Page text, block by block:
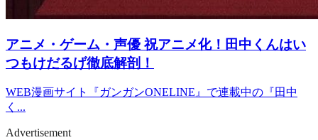
アニメ・ゲーム・声優祝アニメ化！田中くんはい
つもけだるげ徹底解剖！
WEB漫画サイト『ガンガンONELINE』で連載中の『田中
く...
Advertisement